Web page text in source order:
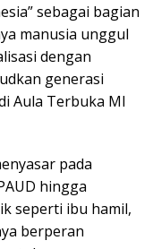
sebagai bagian
manusia unggul
dengan
generasi
Aula Terbuka MI
pada
hingga
seperti ibu hamil,
berperan